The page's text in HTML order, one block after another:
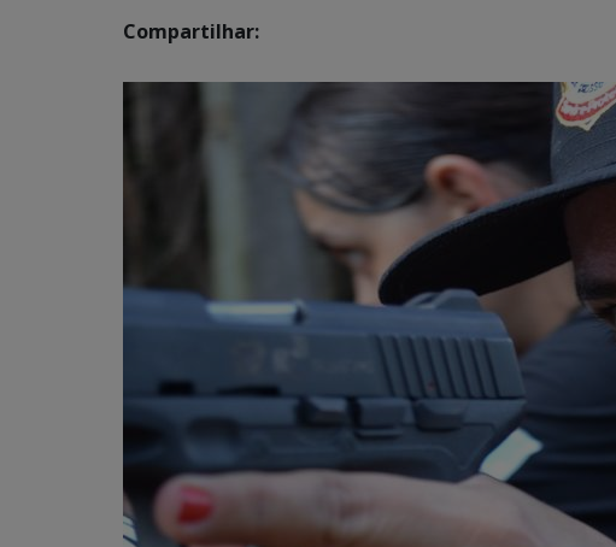
Compartilhar: